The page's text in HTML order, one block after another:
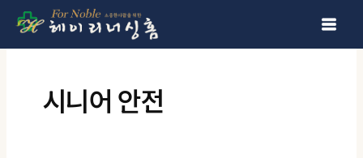
콘텐츠로 건너뛰기
시니어 안전